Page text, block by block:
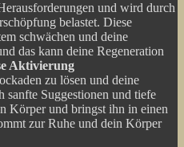
und wird durch
belastet. Diese
schwächen und deine
das kann deine Regeneration
Aktivierung
zu lösen und deine
Suggestionen und tiefe
Körper und bringst ihn in einen
zur Ruhe und dein Körper